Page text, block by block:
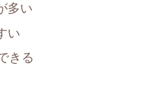
多い
い
きる